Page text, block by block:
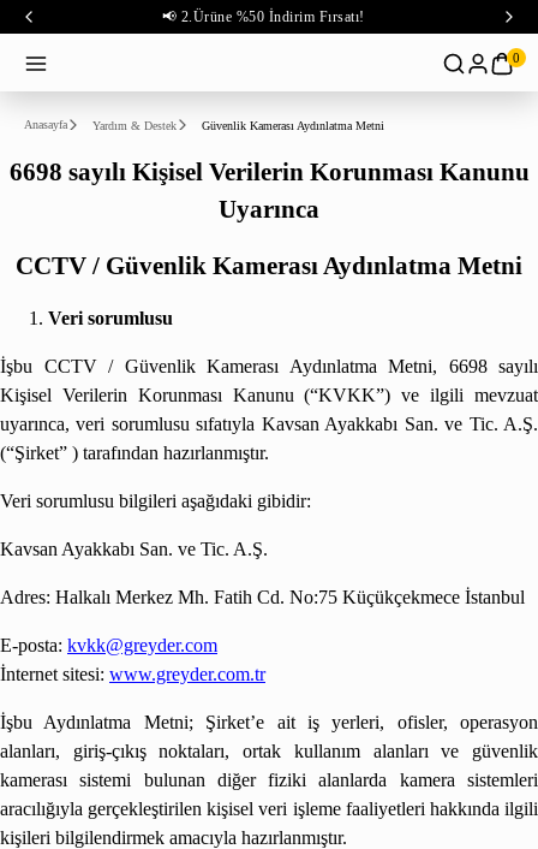
📢 2.Ürüne %50 İndirim Fırsatı!
0
Anasayfa Yardım & Destek Güvenlik Kamerası Aydınlatma Metni
6698 sayılı Kişisel Verilerin Korunması Kanunu
Uyarınca
CCTV / Güvenlik Kamerası Aydınlatma Metni
Veri sorumlusu
İşbu CCTV / Güvenlik Kamerası Aydınlatma Metni, 6698 sayılı
Kişisel Verilerin Korunması Kanunu (“KVKK”) ve ilgili mevzuat
uyarınca, veri sorumlusu sıfatıyla Kavsan Ayakkabı San. ve Tic. A.Ş.
(“Şirket” ) tarafından hazırlanmıştır.
Veri sorumlusu bilgileri aşağıdaki gibidir:
Kavsan Ayakkabı San. ve Tic. A.Ş.
Adres: Halkalı Merkez Mh. Fatih Cd. No:75 Küçükçekmece İstanbul
E-posta: kvkk@greyder.com
İnternet sitesi: www.greyder.com.tr
İşbu Aydınlatma Metni; Şirket’e ait iş yerleri, ofisler, operasyon
alanları, giriş-çıkış noktaları, ortak kullanım alanları ve güvenlik
kamerası sistemi bulunan diğer fiziki alanlarda kamera sistemleri
aracılığıyla gerçekleştirilen kişisel veri işleme faaliyetleri hakkında ilgili
kişileri bilgilendirmek amacıyla hazırlanmıştır.